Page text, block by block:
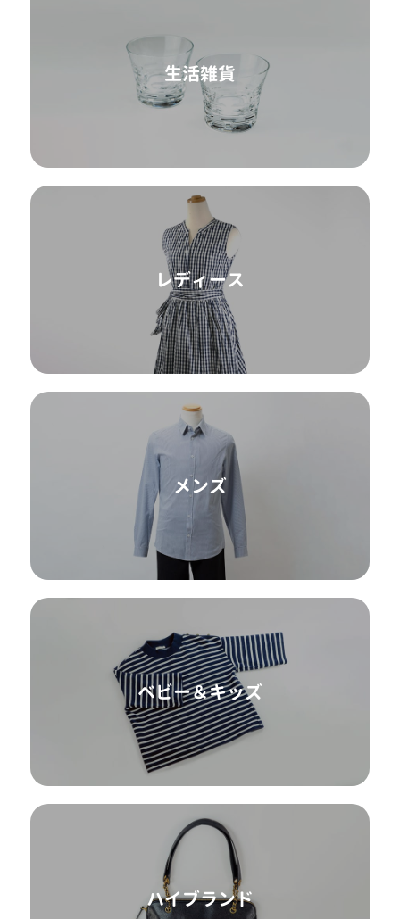
生活雑貨
レディース
メンズ
ベビー＆キッズ
ハイブランド